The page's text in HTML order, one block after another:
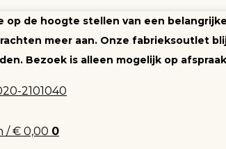
op de hoogte stellen van een
meer aan. Onze fabrieksoutlet
Bezoek is alleen mogelijk op
2101040
/€ 0,00 0